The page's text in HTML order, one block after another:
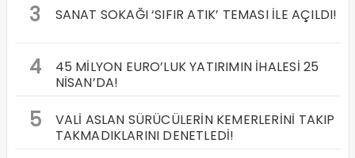
3 SANAT SOKAĞI ‘SIFIR ATIK’ TEMASI İLE AÇILDI!
4
45 MİLYON EURO’LUK YATIRIMIN İHALESİ 25
NİSAN’DA!
5
VALİ ASLAN SÜRÜCÜLERİN KEMERLERİNİ TAKIP
TAKMADIKLARINI DENETLEDİ!